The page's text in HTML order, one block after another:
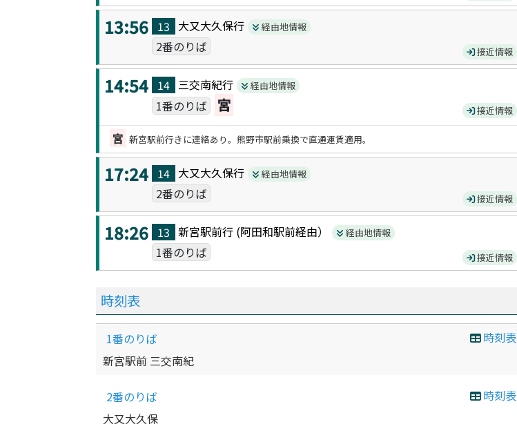
13:56 13 大又大久保行 経由地情報
2番のりば 接近情報
14:54 14 三交南紀行 経由地情報
1番のりば 宮 接近情報
宮 新宮駅前行きに連絡あり。熊野市駅前乗換で直通運賃適用。
17:24 14 大又大久保行 経由地情報
2番のりば 接近情報
18:26 13 新宮駅前行 (阿田和駅前経由） 経由地情報
1番のりば 接近情報
時刻表
時刻表
1番のりば
新宮駅前 三交南紀
時刻表
2番のりば
大又大久保